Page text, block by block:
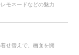
モネードなどの魅力
せ替えで、画面を開